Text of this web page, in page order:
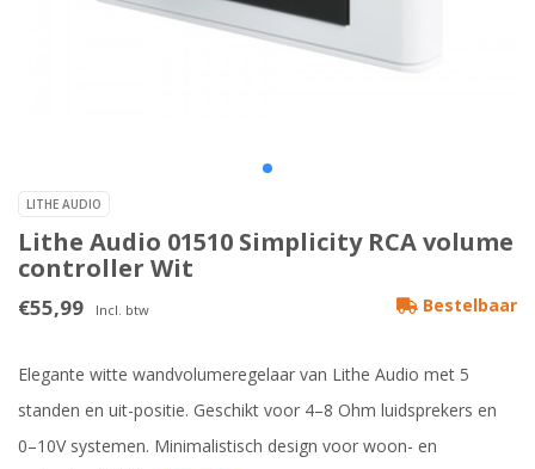
LITHE AUDIO
Lithe Audio 01510 Simplicity RCA volume
controller Wit
€55,99 Incl. btw Bestelbaar
Elegante witte wandvolumeregelaar van Lithe Audio met 5
standen en uit-positie. Geschikt voor 4–8 Ohm luidsprekers en
0–10V systemen. Minimalistisch design voor woon- en